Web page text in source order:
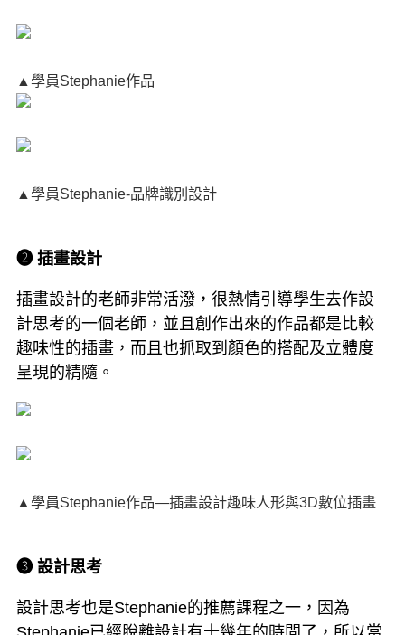
▲學員Stephanie作品
▲學員Stephanie-品牌識別設計
➋ 插畫設計
插畫設計的老師非常活潑，很熱情引導學生去作設
計思考的一個老師，並且創作出來的作品都是比較
趣味性的插畫，而且也抓取到顏色的搭配及立體度
呈現的精隨。
▲學員Stephanie作品—插畫設計趣味人形與3D數位插畫
➌ 設計思考
設計思考也是Stephanie的推薦課程之一，因為